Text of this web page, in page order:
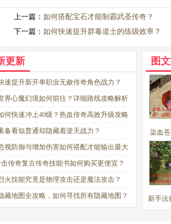
上一篇： 如何搭配宝石才能制霸武圣传奇？
下一篇： 如何快速提升群毒道士的练级效率？
更新
速提升新开单职业无赦传奇角色战力？
界心魔幻境如何前往？详细路线攻略解析
何快速冲上40级？热血传奇高效升级攻略
备看似普通却隐藏着逆天战力？
视防御与增加伤害如何搭配才能输出最大
击传奇复古传奇技能书如何购买更便宜？
火技能究竟是物理攻击还是魔法攻击？
藏地图全攻略，如何寻找所有隐藏地图？
图
染血
宝典，
新手法